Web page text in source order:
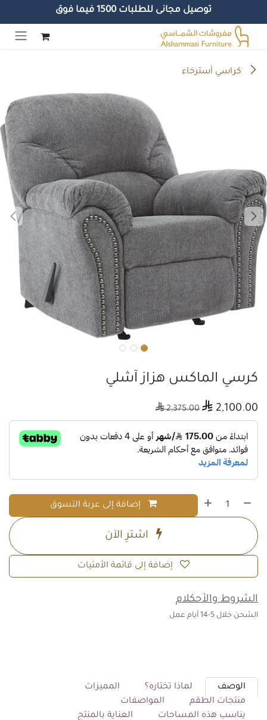
توصيل مجانى للطلبات 1500 فيما فوق
تخطي للذهاب إلى المحتوى
كراسي أسترخاء
كرسي الماكس هزاز آشلي
2,100.00
2,375.00

إضافة إلى عربة التسوق
اشترِ الآن
إضافة إلى قائمة الأمنيات
الشروط والأحكلام
الشحن خلال 5-14 أيام عمل
الوصف لماذا تختاره؟
المميزات
منتجات الطقم
المواصفات
يناسب هذه المساحات
العناية بالمنتج